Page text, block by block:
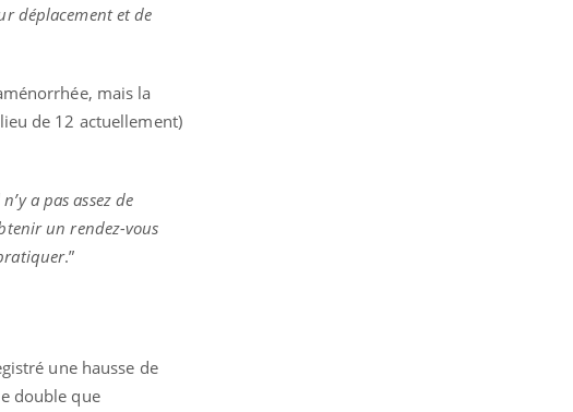
déplacement et de
mais la
de 12 actuellement)
a pas assez de
un rendez-vous
.”
une hausse de
double que